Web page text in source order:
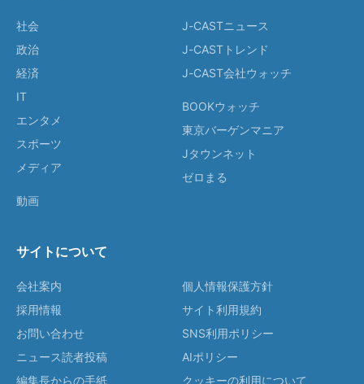
社会
政治
経済
IT
エンタメ
スポーツ
メディア
動画
J-CASTニュース
J-CASTトレンド
J-CAST会社ウォッチ
BOOKウォッチ
東京バーゲンマニア
Jタウンネット
ゼロまる
サイトについて
会社案内
採用情報
お問い合わせ
ニュース読者投稿
編集長からの手紙
個人情報保護方針
サイト利用規約
SNS利用ポリシー
AIポリシー
クッキーの利用について